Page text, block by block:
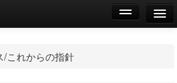
/これからの指針